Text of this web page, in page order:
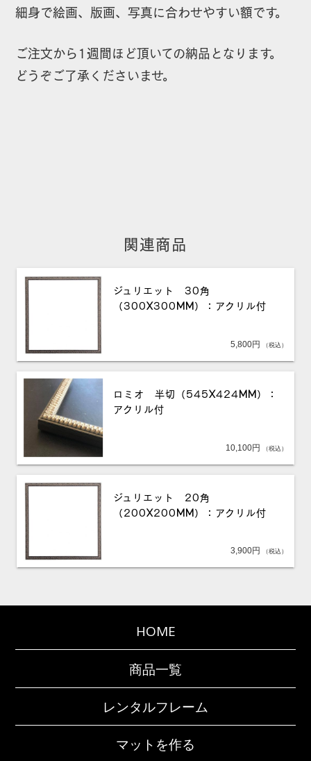
細身で絵画、版画、写真に合わせやすい額です。
ご注文から1週間ほど頂いての納品となります。
どうぞご了承くださいませ。
関連商品
ジュリエット 30角
（300X300MM）：アクリル付
5,800円 （税込）
ロミオ 半切（545X424MM）：
アクリル付
10,100円 （税込）
ジュリエット 20角
（200X200MM）：アクリル付
3,900円 （税込）
HOME
商品一覧
レンタルフレーム
マットを作る